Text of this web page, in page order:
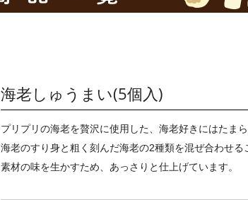
海老しゅうまい(5個入)
プリプリの海老を贅沢に使用した、海老好きにはたま
海老のすり身と粗く刻んだ海老の2種類を混ぜ合わせ
素材の味を生かすため、あっさりと仕上げています。